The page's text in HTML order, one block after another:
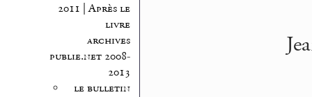
2011 | Après le
livre
archives
publie.net 2008-
2013
le bulletin